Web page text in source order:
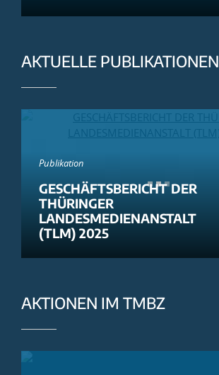
AKTUELLE PUBLIKATIONEN
Publikation
GESCHÄFTSBERICHT DER
THÜRINGER
LANDESMEDIENANSTALT
(TLM) 2025
AKTIONEN IM TMBZ